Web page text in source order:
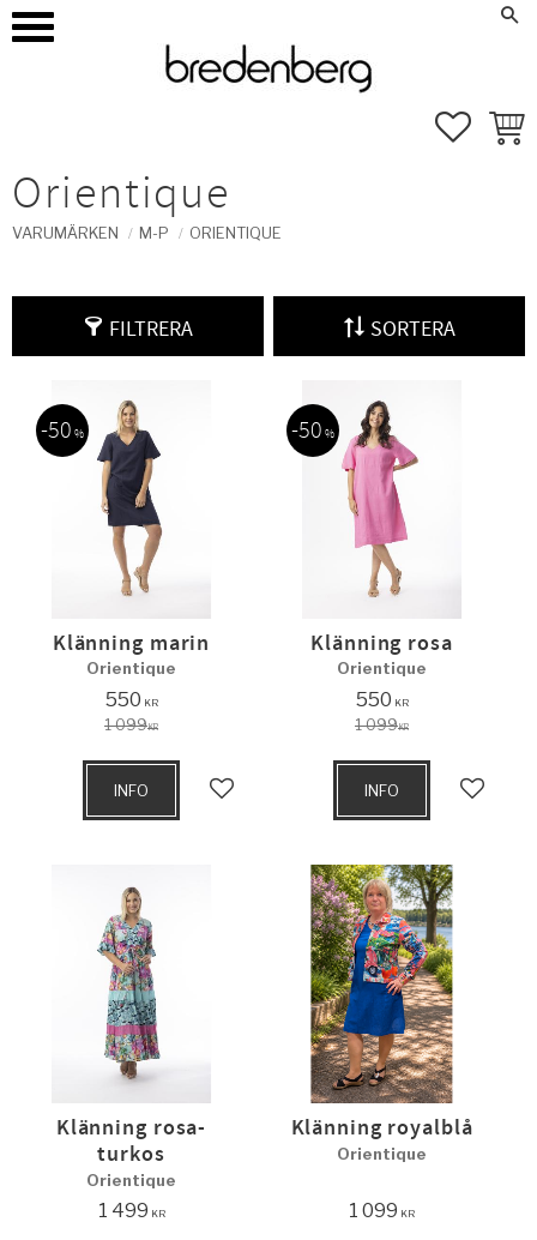
Orientique
VARUMÄRKEN M-P ORIENTIQUE
FILTRERA SORTERA
Klänning marin
Orientique
550 KR
1 099KR
50 %
Lägg till i favoriter
INFO
Klänning rosa
Orientique
550 KR
1 099KR
50 %
Lägg
INFO
Klänning rosa-
turkos
Orientique
1 499 KR
Klänning royalblå
Orientique
1 099 KR